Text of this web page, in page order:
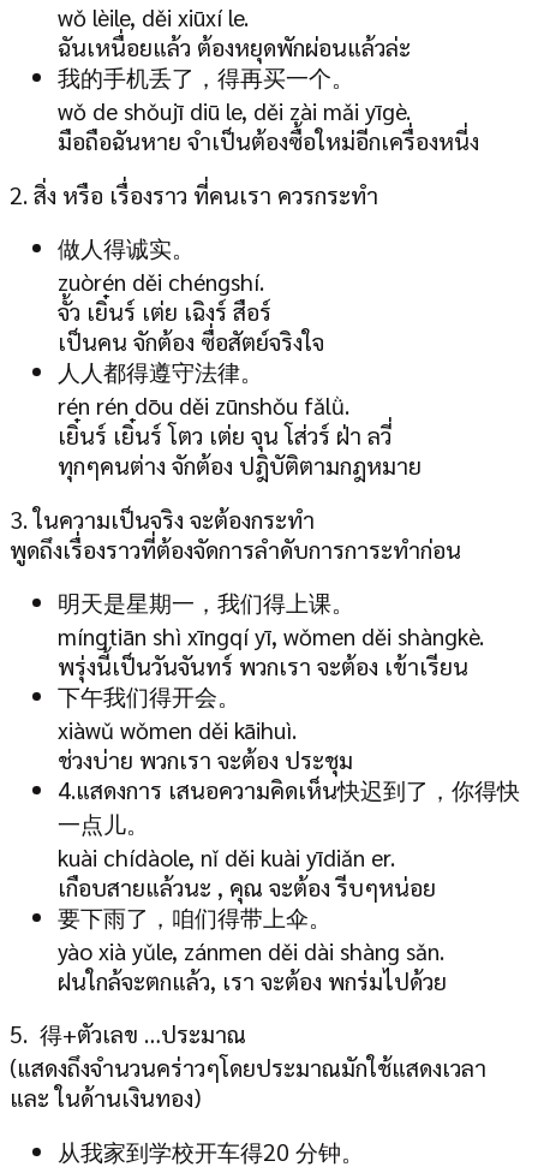
wǒ lèile, děi xiūxí le.
ฉันเหนื่อยแล้ว ต้องหยุดพักผ่อนแล้วล่ะ
我的手机丢了，得再买一个。
wǒ de shǒujī diū le, děi zài mǎi yīgè.
มือถือฉันหาย จำเป็นต้องซื้อใหม่อีกเครื่องหนี่ง
2. สิ่ง หรือ เรื่องราว ที่คนเรา ควรกระทำ
做人得诚实。
zuòrén děi chéngshí.
จั้ว เยิ๋นร์ เต่ย เฉิงร์ สือร์
เป็นคน จักต้อง ซื่อสัตย์จริงใจ
人人都得遵守法律。
rén rén dōu děi zūnshǒu fǎlǜ.
เยิ๋นร์ เยิ๋นร์ โตว เต่ย จุน โส่วร์ ฝ่า ลวี่
ทุกๆคนต่าง จักต้อง ปฎิบัติตามกฎหมาย
3. ในความเป็นจริง จะต้องกระทำ
พูดถึงเรื่องราวที่ต้องจัดการลำดับการการะทำก่อน
明天是星期一，我们得上课。
míngtiān shì xīngqí yī, wǒmen děi shàngkè.
พรุ่งนี้เป็นวันจันทร์ พวกเรา จะต้อง เข้าเรียน
下午我们得开会。
xiàwǔ wǒmen děi kāihuì.
ช่วงบ่าย พวกเรา จะต้อง ประชุม
4.แสดงการ เสนอความคิดเห็น快迟到了，你得快
一点儿。
kuài chídàole, nǐ děi kuài yīdiǎn er.
เกือบสายแล้วนะ , คุณ จะต้อง รีบๆหน่อย
要下雨了，咱们得带上伞。
yào xià yǔle, zánmen děi dài shàng sǎn.
ฝนใกล้จะตกแล้ว, เรา จะต้อง พกร่มไปด้วย
5. 得+ตัวเลข …ประมาณ
(แสดงถึงจำนวนคร่าวๆโดยประมาณมักใช้แสดงเวลา
และ ในด้านเงินทอง)
从我家到学校开车得20 分钟。